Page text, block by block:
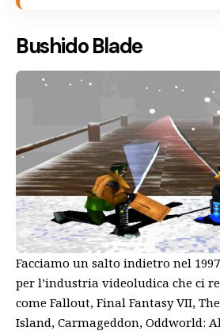
Bushido Blade
Facciamo un salto indietro nel
per l’industria videoludica che ci
come Fallout, Final Fantasy VII,
Island, Carmageddon, Oddworld: